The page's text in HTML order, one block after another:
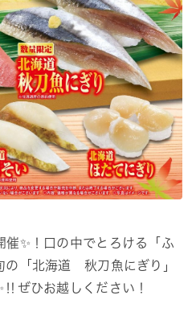
催✨！口の中でとろける「ふ
「北海道 秋刀魚にぎり」
ぜひお越しください！